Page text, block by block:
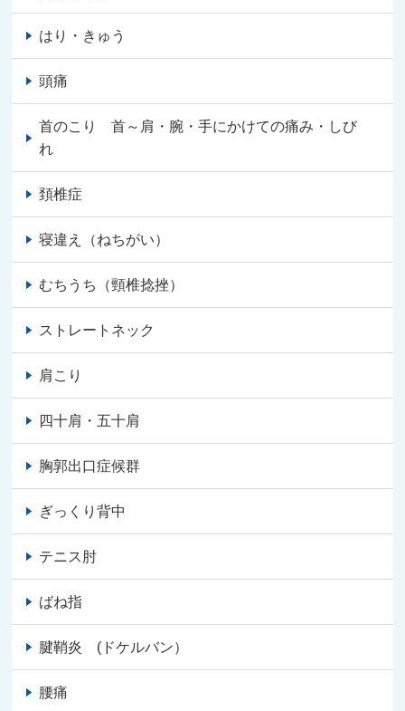
はり・きゅう
頭痛
首のこり 首～肩・腕・手にかけての痛み・しび
れ
頚椎症
寝違え（ねちがい）
むちうち（頸椎捻挫）
ストレートネック
肩こり
四十肩・五十肩
胸郭出口症候群
ぎっくり背中
テニス肘
ばね指
腱鞘炎 (ドケルバン）
腰痛